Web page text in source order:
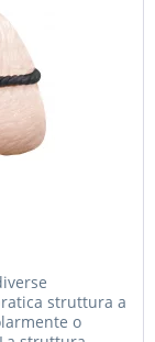
struttura a
o